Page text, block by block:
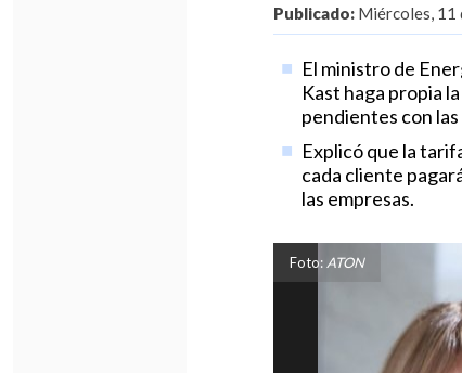
Publicado: Miércoles, 11
El ministro de
Kast haga propia
pendientes con
Explicó que la
cada cliente
las empresas.
Foto: ATON